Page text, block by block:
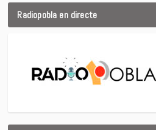
Radiopobla en directe